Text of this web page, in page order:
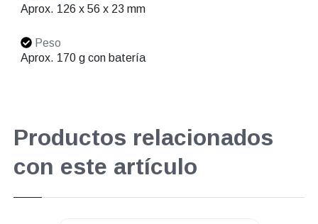
Aprox. 126 x 56 x 23 mm
Peso
Aprox. 170 g con batería
Productos relacionados
con este artículo